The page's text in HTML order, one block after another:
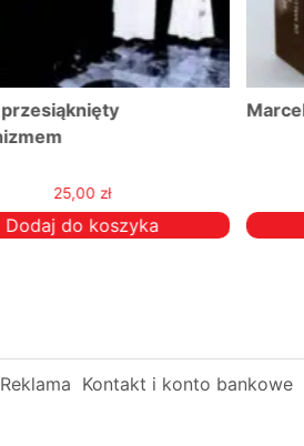
Marcel Lefebvre. Życie
Dowiedz się więcej
Reklama Kontakt i konto bankowe